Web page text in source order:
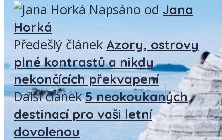
Napsáno od Jana
Horká
Předešlý článek Azory, ostrovy
plné kontrastů a nikdy
nekončících překvapení
Další článek 5 neokoukaných
destinací pro vaši letní
dovolenou